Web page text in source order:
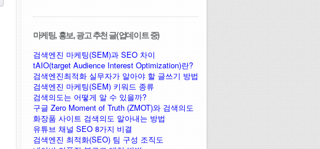
마케팅, 홍보, 광고 추천 글(업데이트 중)
검색엔진 마케팅(SEM)과 SEO 차이
tAIO(target Audience Interest Optimization)란?
검색엔진최적화 실무자가 알아야 할 글쓰기 방법
검색엔진 마케팅(SEM) 키워드 종류
검색의도는 어떻게 알 수 있을까?
구글 Zero Moment of Truth (ZMOT)와 검색의도
화장품 사이트 검색의도 알아내는 방법
유튜브 채널 SEO 8가지 비결
검색엔진 최적화(SEO) 팀 구성 조직도